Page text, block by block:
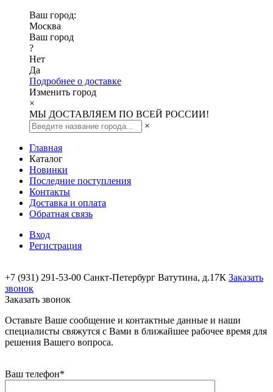
Ваш город:
Москва
Ваш город
?
Нет
Да
Подробнее о доставке
Изменить город
×
МЫ ДОСТАВЛЯЕМ ПО ВСЕЙ РОССИИ!
×
Главная
Каталог
Новинки
Последние поступления
Контакты
Доставка и оплата
Обратная связь
Вход
Регистрация
+7 (931) 291-53-00 Санкт-Петербург Ватутина, д.17К Заказать
звонок
Заказать звонок
Оставьте Ваше сообщение и контактные данные и наши
специалисты свяжутся с Вами в ближайшее рабочее время для
решения Вашего вопроса.
Ваш телефон*